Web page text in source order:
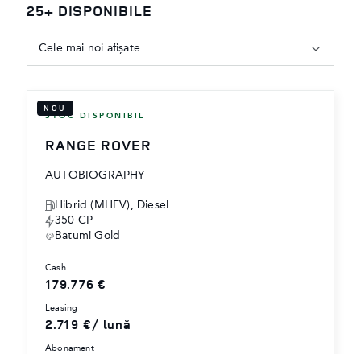
25+ DISPONIBILE
Cele mai noi afișate
NOU
STOC DISPONIBIL
RANGE ROVER
AUTOBIOGRAPHY
Hibrid (MHEV), Diesel
350 CP
Batumi Gold
cash
179.776 €
leasing
2.719 €/ lună
abonament